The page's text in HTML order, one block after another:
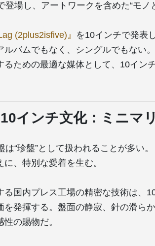
登場し、アートワークを含めた“モノ
(2plus2isfive)』 を10インチで発表
ルバムでもなく、シングルでもない
るための最適な媒体として、10イン
インチ文化：ミニマ
“珍盤”として扱われることが多い。
、特別な愛着を生む。
る国内プレス工場の精密な技術は、
を発揮する。盤面の静寂、針の滑ら
の賜物だ。